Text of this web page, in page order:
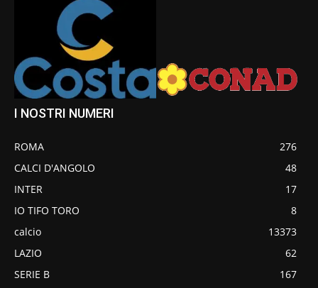
I NOSTRI NUMERI
ROMA
276
CALCI D'ANGOLO
48
INTER
17
IO TIFO TORO
8
calcio
13373
LAZIO
62
SERIE B
167